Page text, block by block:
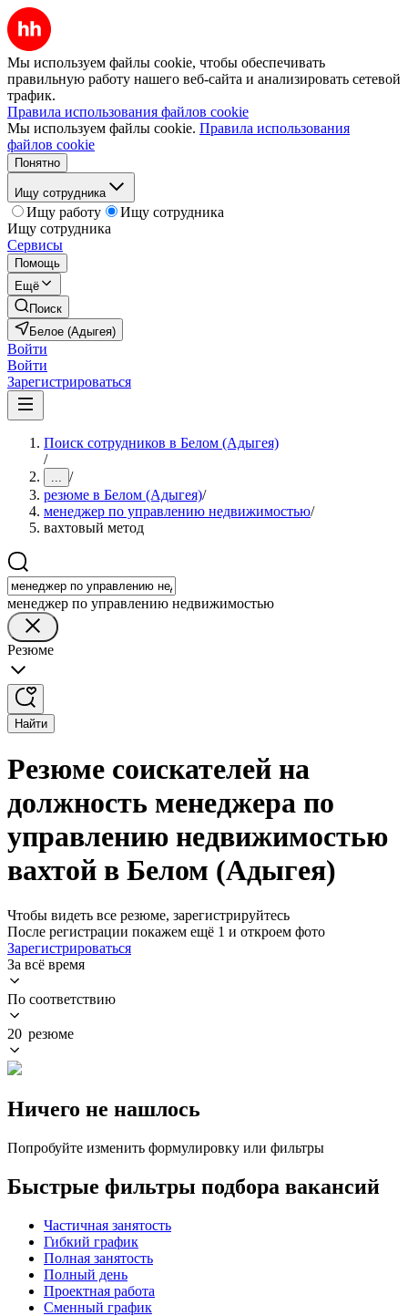
Мы используем файлы cookie, чтобы обеспечивать
правильную работу нашего веб-сайта и анализировать сетевой
трафик.
Правила использования файлов cookie
Мы используем файлы cookie. Правила использования
файлов cookie
Понятно
Ищу сотрудника
Ищу работу
Ищу сотрудника
Ищу сотрудника
Сервисы
Помощь
Ещё
Поиск
Белое (Адыгея)
Войти
Войти
Зарегистрироваться
Поиск сотрудников в Белом (Адыгея)
/
... /
резюме в Белом (Адыгея)/
менеджер по управлению недвижимостью/
вахтовый метод
менеджер по управлению недвижимостью
Резюме
Найти
Резюме соискателей на
должность менеджера по
управлению недвижимостью
вахтой в Белом (Адыгея)
Чтобы видеть все резюме, зарегистрируйтесь
После регистрации покажем ещё 1 и откроем фото
Зарегистрироваться
За всё время
По соответствию
20 резюме
Ничего не нашлось
Попробуйте изменить формулировку или фильтры
Быстрые фильтры подбора вакансий
Частичная занятость
Гибкий график
Полная занятость
Полный день
Проектная работа
Сменный график